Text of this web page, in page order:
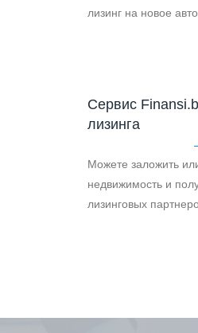
лизинг на новое
Cервис
лизинга
Можете заложить
недвижимость и
лизинговых